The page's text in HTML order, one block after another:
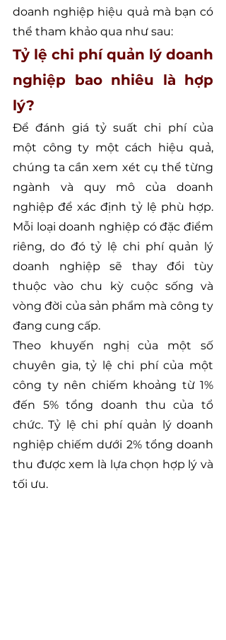
doanh nghiệp hiệu quả mà bạn có
thể tham khảo qua như sau:
Tỷ lệ chi phí quản lý doanh
nghiệp bao nhiêu là hợp
lý?
Để đánh giá tỷ suất chi phí của
một công ty một cách hiệu quả,
chúng ta cần xem xét cụ thể từng
ngành và quy mô của doanh
nghiệp để xác định tỷ lệ phù hợp.
Mỗi loại doanh nghiệp có đặc điểm
riêng, do đó tỷ lệ chi phí quản lý
doanh nghiệp sẽ thay đổi tùy
thuộc vào chu kỳ cuộc sống và
vòng đời của sản phẩm mà công ty
đang cung cấp.
Theo khuyến nghị của một số
chuyên gia, tỷ lệ chi phí của một
công ty nên chiếm khoảng từ 1%
đến 5% tổng doanh thu của tổ
chức. Tỷ lệ chi phí quản lý doanh
nghiệp chiếm dưới 2% tổng doanh
thu được xem là lựa chọn hợp lý và
tối ưu.